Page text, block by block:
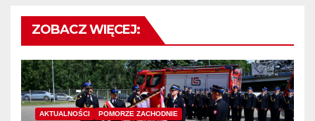
ZOBACZ WIĘCEJ:
AKTUALNOŚCI POMORZE ZACHODNIE